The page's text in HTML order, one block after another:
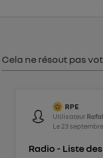
Cela ne résout pas
RPE
Utilisateur
Le 23
Radio - Liste
Politique